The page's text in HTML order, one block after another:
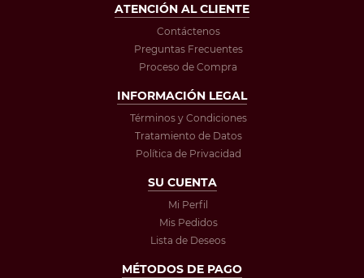
ATENCIÓN AL CLIENTE
Contáctenos
Preguntas Frecuentes
Proceso de Compra
INFORMACIÓN LEGAL
Términos y Condiciones
Tratamiento de Datos
Política de Privacidad
SU CUENTA
Mi Perfil
Mis Pedidos
Lista de Deseos
MÉTODOS DE PAGO